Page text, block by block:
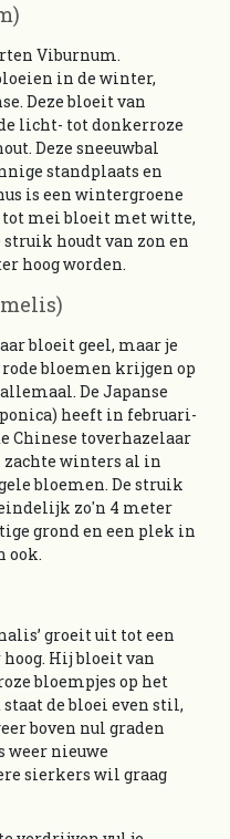
Viburnum.
in de winter,
Deze bloeit van
licht- tot donkerroze
Deze sneeuwbal
standplaats en
is een wintergroene
tot mei bloeit met witte,
houdt van zon en
hoog worden.
bloeit geel, maar je
bloemen krijgen op
De Japanse
heeft in februari-
Chinese toverhazelaar
winters al in
bloemen. De struik
zo'n 4 meter
grond en een plek in
ook.
groeit uit tot een
Hij bloeit van
bloempjes op het
de bloei even stil,
boven nul graden
weer nieuwe
sierkers wil graag